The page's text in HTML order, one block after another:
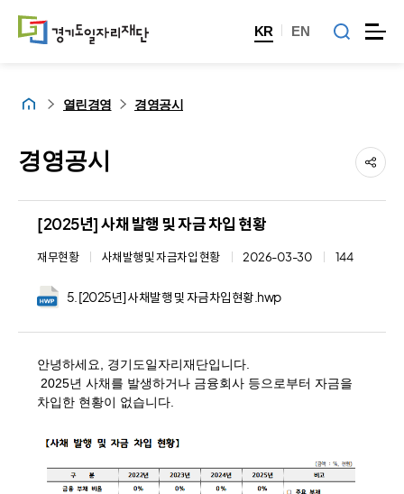
KR EN
홈 열린경영 경영공시
경영공시
[2025년] 사채 발행 및 자금 차입 현황
재무현황 사채발행 및 자금차입 현황 2026-03-30 144
5. [2025년] 사채발행 및 자금차입현황.hwp
안녕하세요, 경기도일자리재단입니다.
2025년 사채를 발생하거나 금융회사 등으로부터 자금을
차입한 현황이 없습니다.